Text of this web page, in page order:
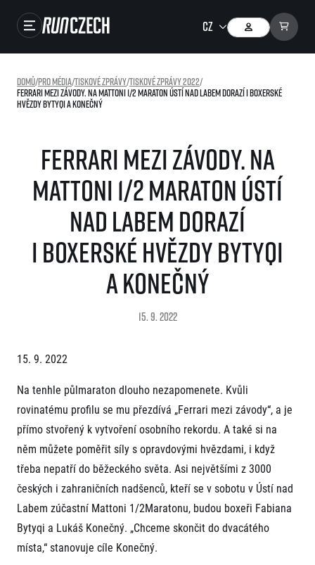
Výsledky
RunCzech Store
Running Mall
Běžecká liga
EuroHeroes Challenge 2026
EuroHeroes Challenge 2024
EuroHeroes Challenge 2023
EuroHeroes Challenge 2019
Systém bodování
O Napoli Running
RunCzech Halfs
Projekt RunCzech Halfs
Pro běžce
Pro závodníky
Pravidla a všeobecné informace
Vše k pojištění
Přeregistrace na jiného závodníka
Pověření k vyzvednutí čísla
Vaše Fotografie
Inspirace
Příběhy běžců
RunCzech Story
AIMS Race Calendar
Komunity
Prvoběžci
RunCzech Kings & Queens
RunCzech Stars
Charita
Seznam neziskových organizací
Běžím pro stromy
Užitečné
Domů/Pro média/Tiskové zprávy/Tiskové zprávy 2022/
Ferrari mezi závody. Na Mattoni 1/2 Maraton Ústí nad Labem dorazí i boxerské
hvězdy Bytyqi a Konečný
Ferrari mezi závody. Na
Mattoni 1/2 Maraton Ústí
nad Labem dorazí
i boxerské hvězdy Bytyqi
a Konečný
15. 9. 2022
15. 9. 2022
Na tenhle půlmaraton dlouho nezapomenete. Kvůli
rovinatému profilu se mu přezdívá „Ferrari mezi závody“, a je
přímo stvořený k vytvoření osobního rekordu. A také si na
něm můžete poměřit síly s opravdovými hvězdami, i když
třeba nepatří do běžeckého světa. Asi největšími z 3000
českých i zahraničních nadšenců, kteří se v sobotu v Ústí nad
Labem zúčastní Mattoni 1/2Maratonu, budou boxeři Fabiana
Bytyqi a Lukáš Konečný. „Chceme skončit do dvacátého
místa,“ stanovuje cíle Konečný.